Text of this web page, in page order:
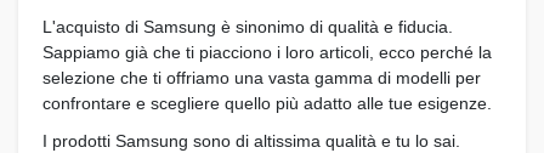
L'acquisto di Samsung è sinonimo di qualità e fiducia.
Sappiamo già che ti piacciono i loro articoli, ecco perché la
selezione che ti offriamo una vasta gamma di modelli per
confrontare e scegliere quello più adatto alle tue esigenze.
I prodotti Samsung sono di altissima qualità e tu lo sai.